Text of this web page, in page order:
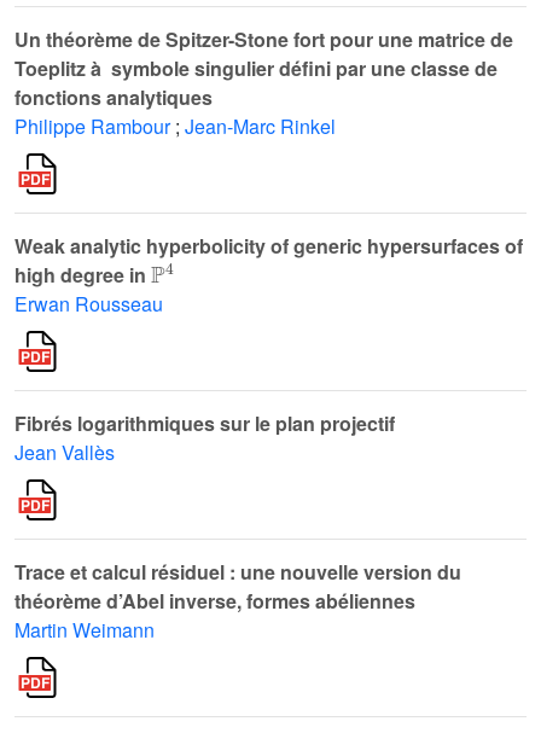
Un théorème de Spitzer-Stone fort pour une matrice de
Toeplitz à symbole singulier défini par une classe de
fonctions analytiques
Philippe Rambour ; Jean-Marc Rinkel
Weak analytic hyperbolicity of generic hypersurfaces of
high degree in
ℙ4
Erwan Rousseau
Fibrés logarithmiques sur le plan projectif
Jean Vallès
Trace et calcul résiduel : une nouvelle version du
théorème d’Abel inverse, formes abéliennes
Martin Weimann